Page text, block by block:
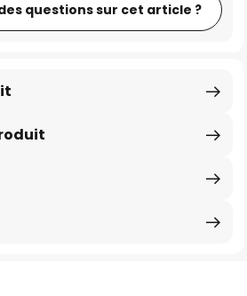
questions sur cet article ?